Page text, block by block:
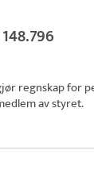
regnskap for
av styret.